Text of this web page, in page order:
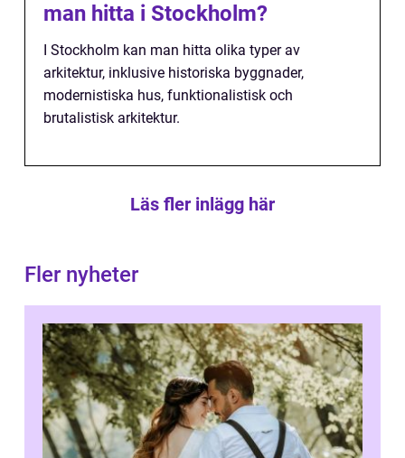
man hitta i Stockholm?
I Stockholm kan man hitta olika typer av
arkitektur, inklusive historiska byggnader,
modernistiska hus, funktionalistisk och
brutalistisk arkitektur.
Läs fler inlägg här
Fler nyheter